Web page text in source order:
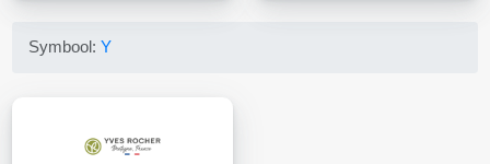
Symbool:Y